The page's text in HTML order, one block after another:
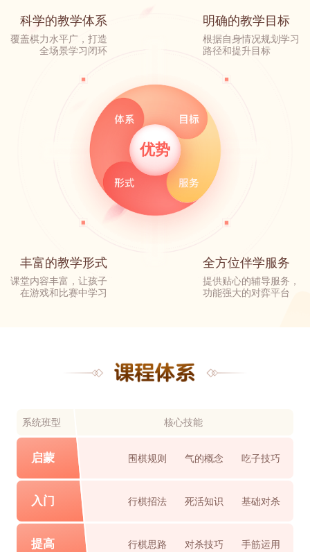
优势
科学的教学体系
覆盖棋力水平广，打造
全场景学习闭环
明确的教学目标
根据自身情况规划学习
路径和提升目标
丰富的教学形式
课堂内容丰富，让孩子
在游戏和比赛中学习
全方位伴学服务
提供贴心的辅导服务，
功能强大的对弈平台
系统班型 核心技能
启蒙 围棋规则 气的概念 吃子技巧
入门 行棋招法 死活知识 基础对杀
提高 行棋思路 对杀技巧 手筋运用